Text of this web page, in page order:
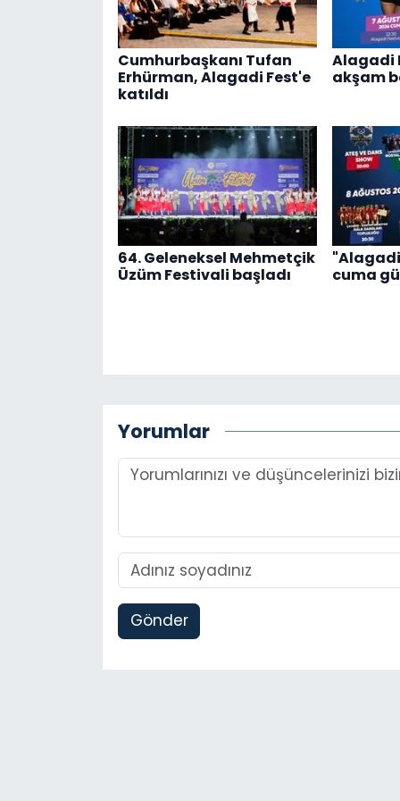
Cumhurbaşkanı Tufan
Erhürman, Alagadi Fest'e
katıldı
Alagadi
akşam
64. Geleneksel Mehmetçik
Üzüm Festivali başladı
cuma
Yorumlar
Gönder